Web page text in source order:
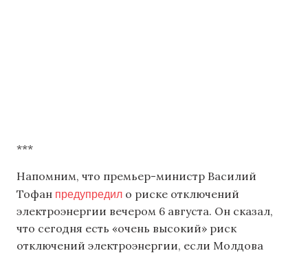
***
Напомним, что премьер-министр Василий
Тофан предупредил о риске отключений
электроэнергии вечером 6 августа. Он сказал,
что сегодня есть «очень высокий» риск
отключений электроэнергии, если Молдова